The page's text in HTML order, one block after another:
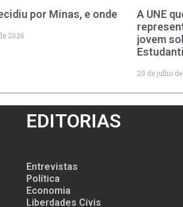
por Minas, e onde
2026
A UNE
jovem
Estudantil
29 de julho
EDITORIAS
Entrevistas
Política
Economia
Liberdades Civis